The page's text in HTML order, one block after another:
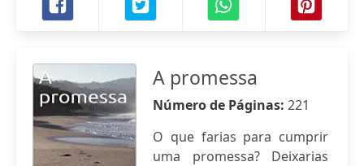
A promessa
Número de Páginas: 221
O que farias para cumprir
uma promessa? Deixarias